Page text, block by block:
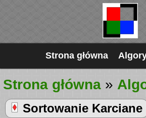
Strona główna
Strona główna »
Sortowanie Karciane